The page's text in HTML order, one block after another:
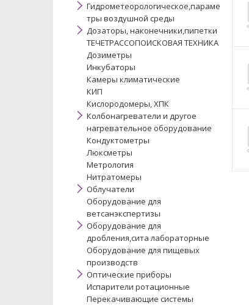
Гидрометеорологическое,параме
тры воздушной среды
Дозаторы, наконечники,пипетки
ТЕЧЕТРАССОПОИСКОВАЯ ТЕХНИКА
Дозиметры
Инкубаторы
Камеры климатические
КИП
Кислородомеры, ХПК
Колбонагреватели и другое
нагревательное оборудование
Кондуктометры
Люксметры
Метрология
Нитратомеры
Облучатели
Оборудование для
ветсанэкспертизы
Оборудование для
дробления,сита лабораторные
Оборудование для пищевых
производств
Оптические приборы
Испарители ротационные
Перекачивающие системы